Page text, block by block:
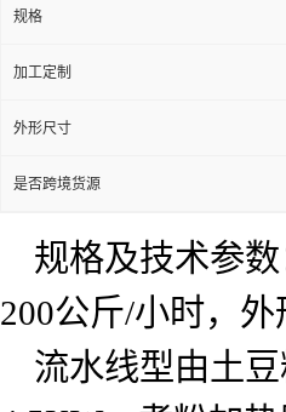
规格
加工定制
外形尺寸
是否跨境货源
规格及技术参
200公斤/小时，外
流水线型由土